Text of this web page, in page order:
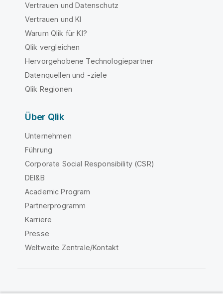
Vertrauen und Datenschutz
Vertrauen und KI
Warum Qlik für KI?
Qlik vergleichen
Hervorgehobene Technologiepartner
Datenquellen und -ziele
Qlik Regionen
Über Qlik
Unternehmen
Führung
Corporate Social Responsibility (CSR)
DEI&B
Academic Program
Partnerprogramm
Karriere
Presse
Weltweite Zentrale/Kontakt